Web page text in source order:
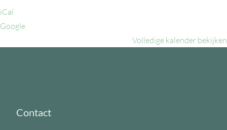
iCal
Google
Volledige kalender bekijken
Contact